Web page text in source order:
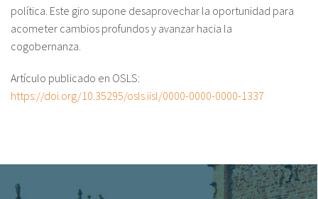
fr
política. Este giro supone desaprovechar la oportunidad para
acometer cambios profundos y avanzar hacia la
cogobernanza.
Artículo publicado en OSLS:
https://doi.org/10.35295/osls.iisl/0000-0000-0000-1337